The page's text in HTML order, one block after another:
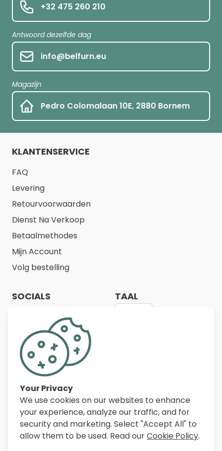
Your Privacy
We use cookies on our websites to enhance
your experience, analyze our traffic, and for
security and marketing. Select "Accept All" to
allow them to be used. Read ourCookie Policy.
+32 475 260 210
Antwoord dezelfde dag
info@belfurn.eu
Magazijn
Pedro Colomalaan 10E, 2880 Bornem
KLANTENSERVICE
FAQ
Levering
Retourvoorwaarden
Dienst Na Verkoop
Betaalmethodes
Mijn Account
Volg bestelling
SOCIALS TAAL
Belfurn biedt een ruim assortiment
kwaliteitsmeubelen voor woonkamer, eetkamer,
slaapkamer, bureau en inkomhal. Met duizenden
artikelen, scherpe prijzen en persoonlijke service
helpen wij dagelijks klanten in België, Nederland en
Frankrijk bij het inrichten van hun woning.